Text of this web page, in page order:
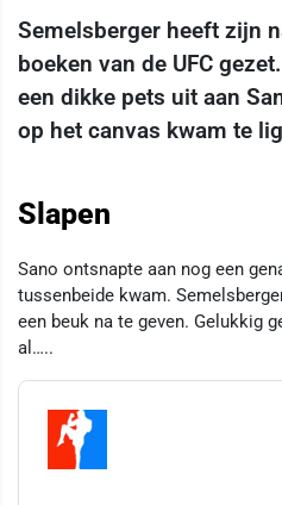
Semelsberger heeft zijn
boeken van de UFC
een dikke pets uit aan
op het canvas kwam te
Slapen
Sano ontsnapte aan nog een
tussenbeide kwam.
een beuk na te geven. Gelukkig
al…..